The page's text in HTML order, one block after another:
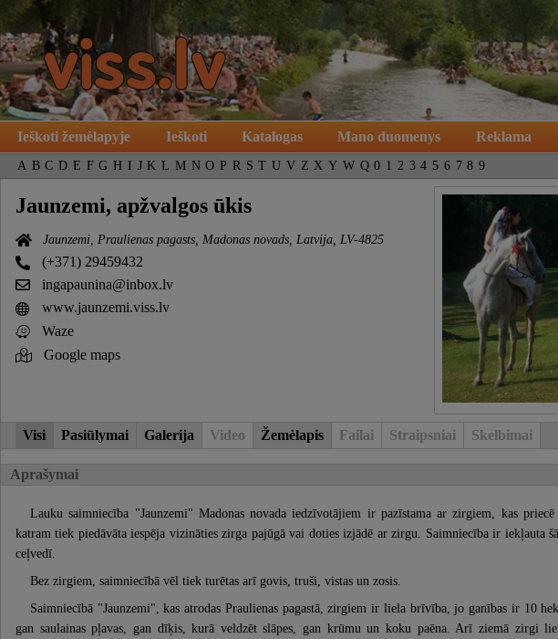
Ieškoti žemėlapyje Ieškoti Katalogas Mano duomenys Reklama
A B C D E F G H I J K L M N O P R S T U V Z X Y W Q 0 1 2 3 4 5 6 7 8 9
Jaunzemi, apžvalgos ūkis
Jaunzemi, Praulienas pagasts, Madonas novads, Latvija, LV-4825
(+371) 29459432
ingapaunina@inbox.lv
www.jaunzemi.viss.lv
Waze
Google maps
Visi Pasiūlymai Galerija Video Žemėlapis Failai Straipsniai Skelbimai
Aprašymai
Lauku saimniecība "Jaunzemi" Madonas novada iedzīvotājiem ir pazīstama ar zirgiem, kas
katram tiek piedāvāta iespēja vizināties zirga pajūgā vai doties izjādē ar zirgu. Saimniecība ir iekļauta
ceļvedī.
Bez zirgiem, saimniecībā vēl tiek turētas arī govis, truši, vistas un zosis.
Saimniecībā "Jaunzemi", kas atrodas Praulienas pagastā, zirgiem ir liela brīvība, jo ganības ir 10
gan saulainas pļavas, gan dīķis, kurā veldzēt slāpes, gan krūmu un koku paēna. Arī ziemā zirgi